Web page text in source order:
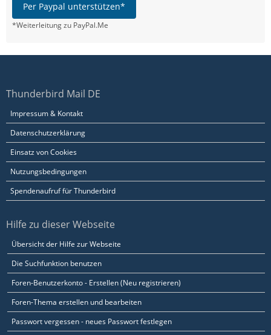
Per Paypal unterstützen*
*Weiterleitung zu PayPal.Me
Thunderbird Mail DE
Impressum & Kontakt
Datenschutzerklärung
Einsatz von Cookies
Nutzungsbedingungen
Spendenaufruf für Thunderbird
Hilfe zu dieser Webseite
Übersicht der Hilfe zur Webseite
Die Suchfunktion benutzen
Foren-Benutzerkonto - Erstellen (Neu registrieren)
Foren-Thema erstellen und bearbeiten
Passwort vergessen - neues Passwort festlegen